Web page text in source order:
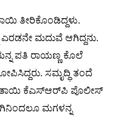
ತೀರಿಕೊಂಡಿದ್ದಳು.
ಎರಡನೇ ಮದುವೆ ಆಗಿದ್ದನು.
ಪತಿ ರಾಯಣ್ಣ ಕೊಲೆ
ಸಮೃದ್ಧಿ ತಂದೆ
ಕೆಎಸ್​​ಆರ್​ಪಿ ಪೊಲೀಸ್
ಮಗಳನ್ನ